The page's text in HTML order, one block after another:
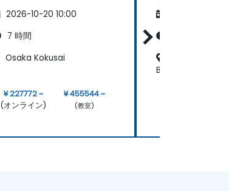
2026-10-20 10:00
7 時間
Osaka Kokusai
¥ 227772 ~
(オンライン)
¥ 455544 ~
(教室)
Business Center